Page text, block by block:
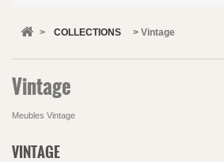
> COLLECTIONS > Vintage
Vintage
Meubles Vintage
VINTAGE